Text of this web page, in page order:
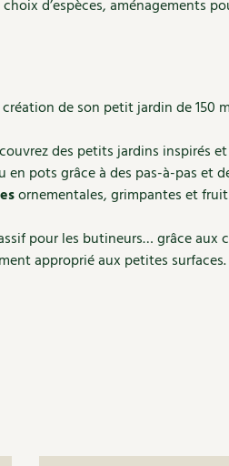
d’espèces, aménagements
de son petit jardin de 150 m
des petits jardins inspirés
en pots grâce à des pas-à-pas et
ornementales, grimpantes et
pour les butineurs… grâce aux
approprié aux petites surfaces.